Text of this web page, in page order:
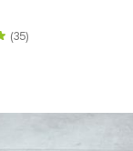
(35)